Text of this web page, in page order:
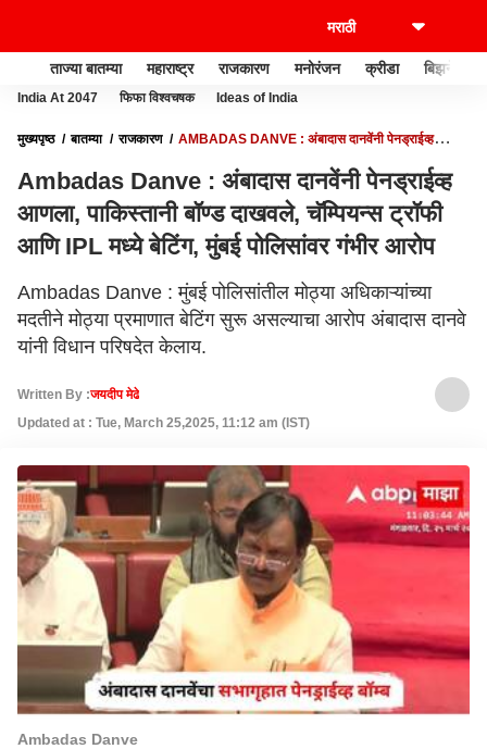
ताज्या बातम्या महाराष्ट्र राजकारण मनोरंजन क्रीडा बिझनेस
India At 2047 फिफा विश्वचषक Ideas of India
मुख्यपृष्ठ बातम्या राजकारण
AMBADAS DANVE : अंबादास दानवेंनी पेनड्राईव्ह
आरोप
Ambadas Danve : अंबादास दानवेंनी पेनड्राईव्ह
आणला, पाकिस्तानी बॉण्ड दाखवले, चॅम्पियन्स ट्रॉफी
आणि IPL मध्ये बेटिंग, मुंबई पोलिसांवर गंभीर आरोप
Ambadas Danve : मुंबई पोलिसांतील मोठ्या अधिकाऱ्यांच्या
मदतीने मोठ्या प्रमाणात बेटिंग सुरू असल्याचा आरोप अंबादास दानवे
यांनी विधान परिषदेत केलाय.
Written By :जयदीप मेढे
Updated at : Tue, March 25,2025, 11:12 am (IST)
Ambadas Danve